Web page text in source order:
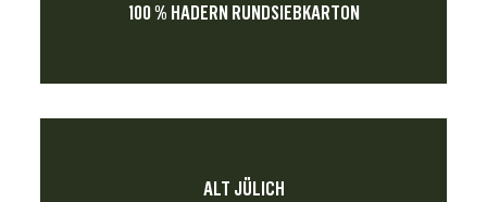
100 % HADERN RUNDSIEBKARTON
ALT JÜLICH